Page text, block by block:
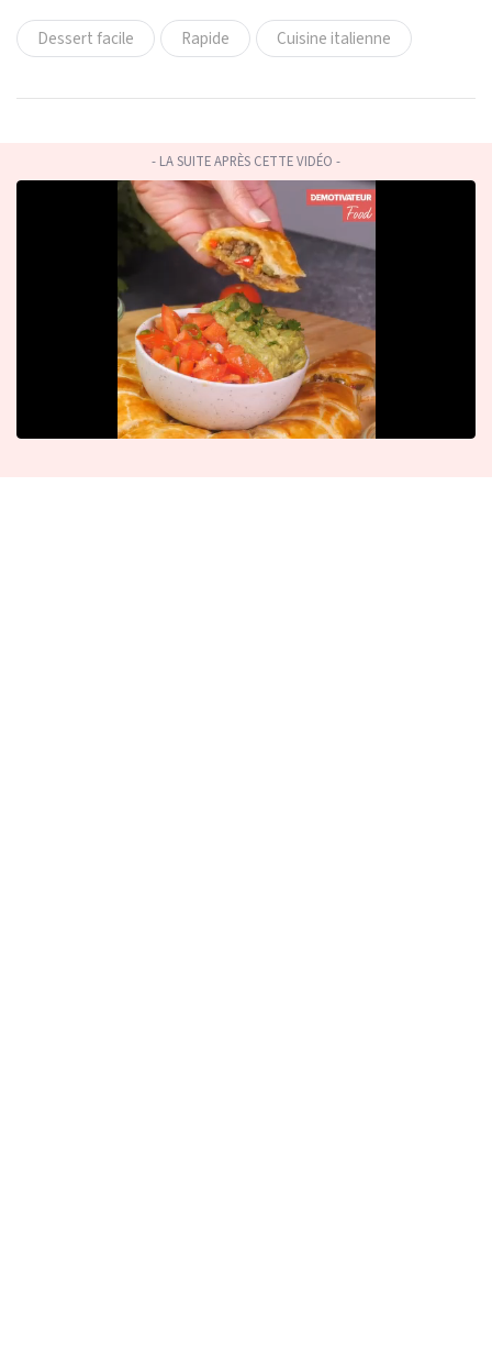
Dessert facile Rapide Cuisine italienne
- LA SUITE APRÈS CETTE VIDÉO -